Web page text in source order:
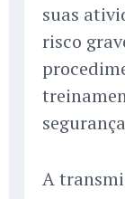
suas
risco
A